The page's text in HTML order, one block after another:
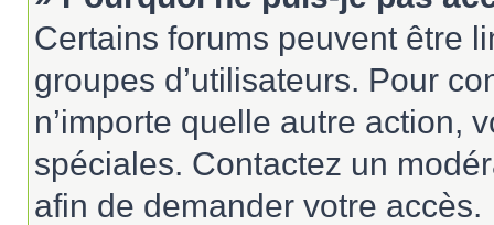
Certains forums peuvent être
groupes d’utilisateurs. Pour
n’importe quelle autre action,
spéciales. Contactez un
afin de demander votre accès.